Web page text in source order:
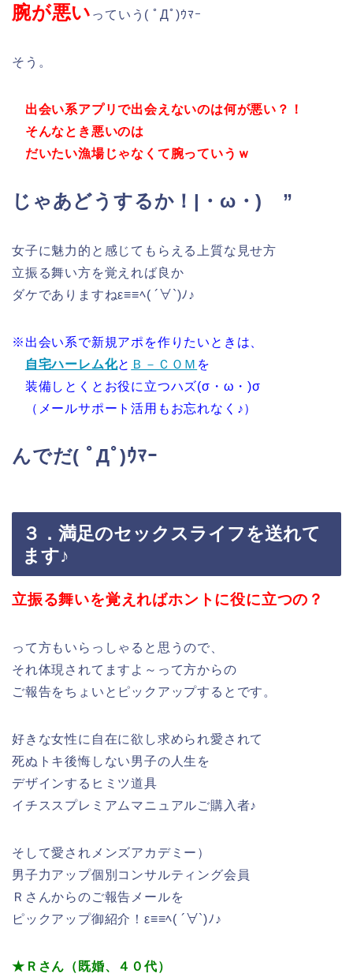
腕が悪い っていう( ﾟДﾟ)ｳﾏｰ
そう。
出会い系アプリで出会えないのは何が悪い？！
そんなとき悪いのは
だいたい漁場じゃなくて腕っていうｗ
じゃあどうするか！|・ω・)ゝ”
女子に魅力的と感じてもらえる上質な見せ方
立振る舞い方を覚えれば良か
ダケでありますねε≡≡ﾍ( ´∀`)ﾉ♪
※出会い系で新規アポを作りたいときは、
自宅ハーレム化と Ｂ－ＣＯＭ を
装備しとくとお役に立つハズ(σ・ω・)σ
（メールサポート活用もお忘れなく♪）
んでだ( ﾟДﾟ)ｳﾏｰ
３．満足のセックスライフを送れて
ます♪
立振る舞いを覚えればホントに役に立つの？
って方もいらっしゃると思うので、
それ体現されてますよ～って方からの
ご報告をちょいとピックアップするとです。
好きな女性に自在に欲し求められ愛されて
死ぬトキ後悔しない男子の人生を
デザインするヒミツ道具
イチススプレミアムマニュアルご購入者♪
そして愛されメンズアカデミー）
男子力アップ個別コンサルティング会員
Ｒさんからのご報告メールを
ピックアップ御紹介！ε≡≡ﾍ( ´∀`)ﾉ♪
★Ｒさん（既婚、４０代）